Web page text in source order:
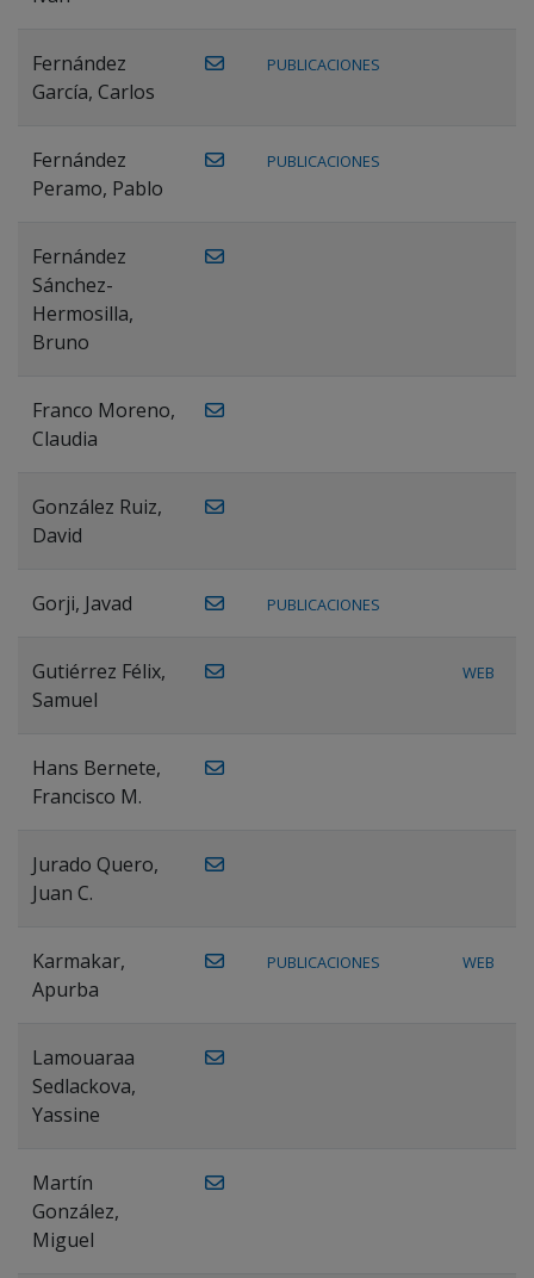
Fernández
García, Carlos
PUBLICACIONES
Fernández
Peramo, Pablo
PUBLICACIONES
Fernández
Sánchez-
Hermosilla,
Bruno
Franco Moreno,
Claudia
González Ruiz,
David
Gorji, Javad PUBLICACIONES
Gutiérrez Félix,
Samuel
WEB
Hans Bernete,
Francisco M.
Jurado Quero,
Juan C.
Karmakar,
Apurba
PUBLICACIONES WEB
Lamouaraa
Sedlackova,
Yassine
Martín
González,
Miguel